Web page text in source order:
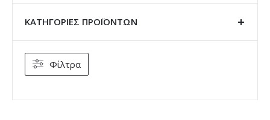
ΚΑΤΗΓΟΡΊΕΣ ΠΡΟΪΌΝΤΩΝ
Φίλτρα